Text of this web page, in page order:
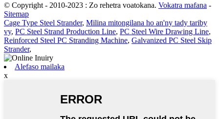
© Copyright - 2010-2023 : Zo rehetra voatokana. Vokatra mafana -
Sitemap
Cage Type Steel Strander, Milina mitongilana ho an'ny tady tariby
vy, PC Steel Strand Production Line, PC Steel Wire Drawing Line,
Reinforced Steel PC Stranding Machine, Galvanized PC Steel Skip
Strander,
Alefaso mailaka
x